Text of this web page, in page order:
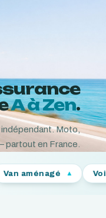
A à Zen.
Moto,
partout en France.
Voiture